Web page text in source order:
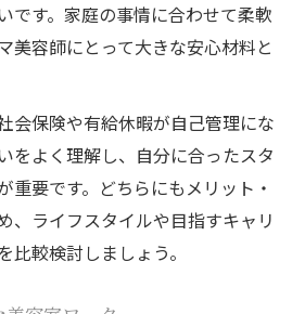
を支える業務委託の利点
成長できる業務委託環境
マ美容師の新しい働き方指南
容師向け働き方事例集
業務委託の始め方ガイド
が厚木市で輝くコツ
叶える理想の働き方
です。家庭の事情に合わせて柔軟
美容師にとって大きな安心材料と
会保険や有給休暇が自己管理にな
をよく理解し、自分に合ったスタ
重要です。どちらにもメリット・
、ライフスタイルや目指すキャリ
比較検討しましょう。